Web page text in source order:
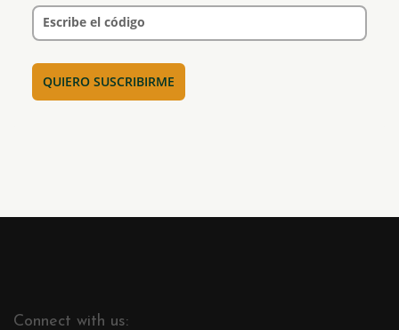
Escribe el código
Connect with us: